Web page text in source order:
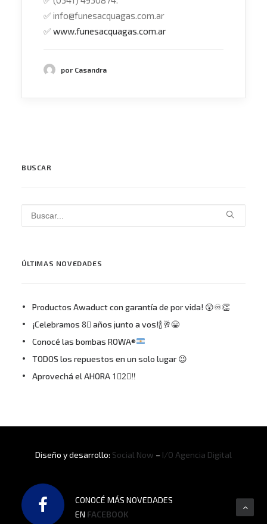
✅info@funesacquagas.com.ar
✅www.funesacquagas.com.ar
por Casandra
BUSCAR
ÚLTIMAS NOVEDADES
Productos Awaduct con garantía de por vida! 😲♾👏
¡Celebramos 8⃣ años junto a vos!🍾🥂😁
Conocé las bombas ROWA®
TODOS los repuestos en un solo lugar 😉
Aprovechá el AHORA 1⃣2⃣‼
Diseño y desarrollo: Social Now – I/O Agencia Digital
CONOCÉ MÁS NOVEDADES
EN FACEBOOK